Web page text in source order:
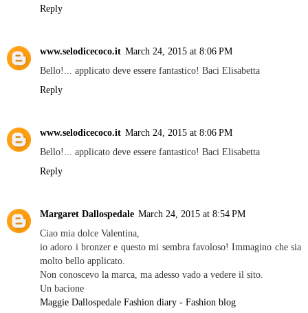
Reply
www.selodicecoco.it March 24, 2015 at 8:06 PM
Bello!... applicato deve essere fantastico! Baci Elisabetta
Reply
www.selodicecoco.it March 24, 2015 at 8:06 PM
Bello!... applicato deve essere fantastico! Baci Elisabetta
Reply
Margaret Dallospedale March 24, 2015 at 8:54 PM
Ciao mia dolce Valentina,
io adoro i bronzer e questo mi sembra favoloso! Immagino che sia
molto bello applicato.
Non conoscevo la marca, ma adesso vado a vedere il sito.
Un bacione
Maggie Dallospedale Fashion diary - Fashion blog